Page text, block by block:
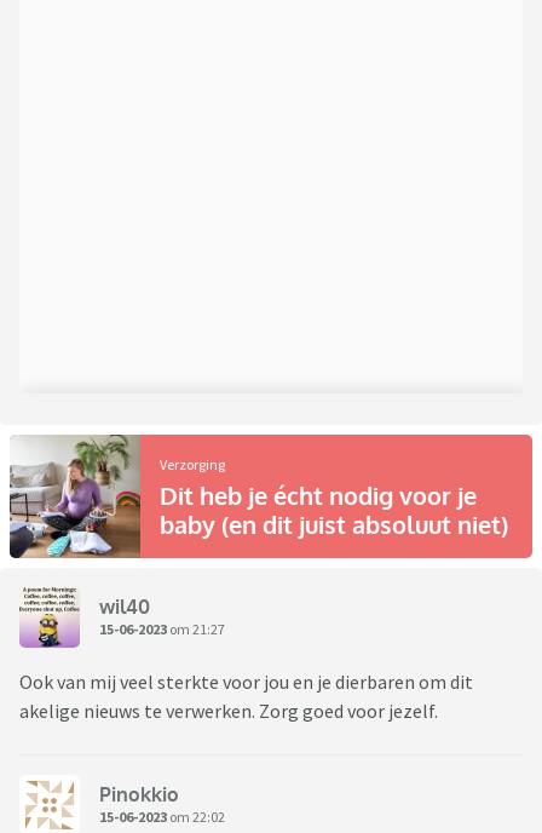
Verzorging
Dit heb je écht nodig voor je
baby (en dit juist absoluut niet)
wil40
15-06-2023 om 21:27
Ook van mij veel sterkte voor jou en je dierbaren om dit
akelige nieuws te verwerken. Zorg goed voor jezelf.
Pinokkio
15-06-2023 om 22:02